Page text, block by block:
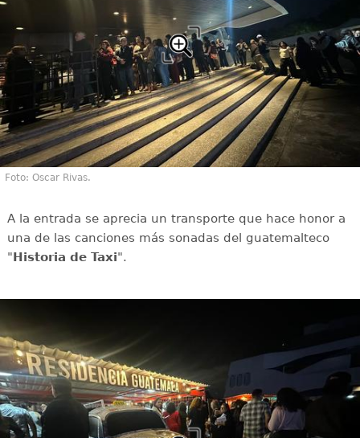
Foto: Oscar Rivas.
A la entrada se aprecia un transporte que hace honor a
una de las canciones más sonadas del guatemalteco
"Historia de Taxi".